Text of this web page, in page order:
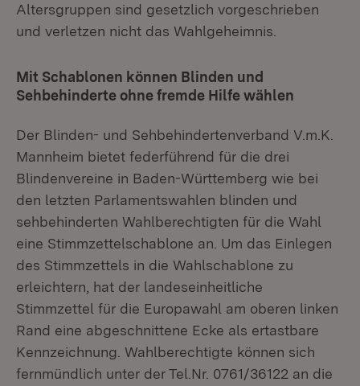
Altersgruppen sind gesetzlich vorgeschrieben
und verletzen nicht das Wahlgeheimnis.
Mit Schablonen können Blinden und
Sehbehinderte ohne fremde Hilfe wählen
Der Blinden- und Sehbehindertenverband V.m.K.
Mannheim bietet federführend für die drei
Blindenvereine in Baden-Württemberg wie bei
den letzten Parlamentswahlen blinden und
sehbehinderten Wahlberechtigten für die Wahl
eine Stimmzettelschablone an. Um das Einlegen
des Stimmzettels in die Wahlschablone zu
erleichtern, hat der landeseinheitliche
Stimmzettel für die Europawahl am oberen linken
Rand eine abgeschnittene Ecke als ertastbare
Kennzeichnung. Wahlberechtigte können sich
fernmündlich unter der Tel.Nr. 0761/36122 an die